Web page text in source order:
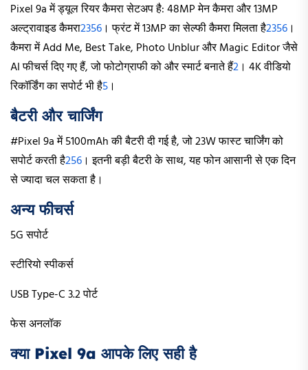
Pixel 9a में ड्यूल रियर कैमरा सेटअप है: 48MP मेन कैमरा और 13MP
अल्ट्रावाइड कैमरा2356 । फ्रंट में 13MP का सेल्फी कैमरा मिलता है2356 ।
कैमरा में Add Me, Best Take, Photo Unblur और Magic Editor जैसे
AI फीचर्स दिए गए हैं, जो फोटोग्राफी को और स्मार्ट बनाते हैं2 । 4K वीडियो
रिकॉर्डिंग का सपोर्ट भी है5 ।
बैटरी और चार्जिंग
#Pixel 9a में 5100mAh की बैटरी दी गई है, जो 23W फास्ट चार्जिंग को
सपोर्ट करती है256 । इतनी बड़ी बैटरी के साथ, यह फोन आसानी से एक दिन
से ज्यादा चल सकता है।
अन्य फीचर्स
5G सपोर्ट
स्टीरियो स्पीकर्स
USB Type-C 3.2 पोर्ट
फेस अनलॉक
क्या Pixel 9a आपके लिए सही है